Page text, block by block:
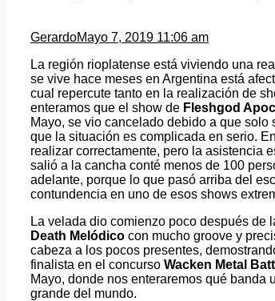
GerardoMayo 7, 2019 11:06 am
La región rioplatense está viviendo una
se vive hace meses en Argentina está
cual repercute tanto en la realización de
enteramos que el show de Fleshgod
Mayo, se vio cancelado debido a que solo
que la situación es complicada en serio.
realizar correctamente, pero la asistencia
salió a la cancha conté menos de 100
adelante, porque lo que pasó arriba del
contundencia en uno de esos shows
La velada dio comienzo poco después de
Death Melódico con mucho groove y
cabeza a los pocos presentes,
finalista en el concurso Wacken Metal
Mayo, donde nos enteraremos qué banda
grande del mundo.